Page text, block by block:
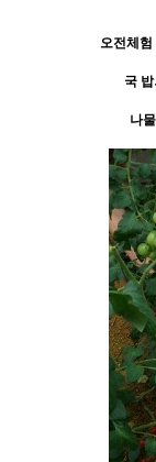
오전체
국
나